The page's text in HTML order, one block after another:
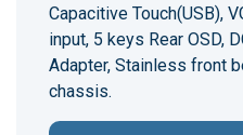
Capacitive Touch(USB),
input, 5 keys Rear OSD,
Adapter, Stainless front
chassis.